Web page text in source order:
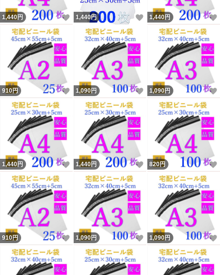
1,440円 いいね！
1,440円 いいね！
1,440円
910円 いいね！
1,090円 いいね！
1,090円
1,440円 いいね！
1,440円 いいね！
820円
910円 いいね！
1,090円 いいね！
1,090円